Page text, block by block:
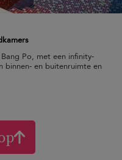
Po, met een infinity-
binnen- en buitenruimte en